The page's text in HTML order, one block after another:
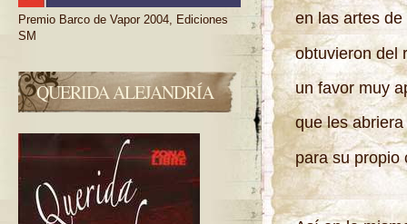
Premio Barco de Vapor 2004, Ediciones
SM
QUERIDA ALEJANDRÍA
en las artes de
obtuvieron del
un favor muy
que les
para su propio